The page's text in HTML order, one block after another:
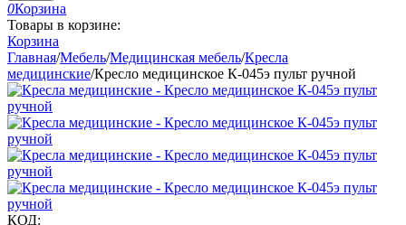
0Корзина
Товары в корзине:
Корзина
Главная/Мебель/Медицинская мебель/Кресла
медицинские/Кресло медицинское К-045э пульт ручной
КОД: